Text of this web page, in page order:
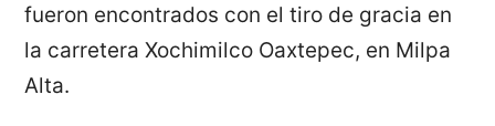
fueron encontrados con el tiro de gracia en
la carretera Xochimilco Oaxtepec, en Milpa
Alta.